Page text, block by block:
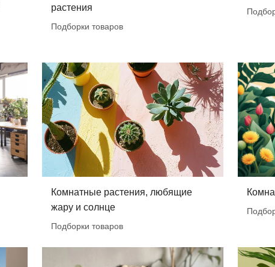
растения
Подборки товаров
Комнатные растения, любящие
жару и солнце
Подборки товаров